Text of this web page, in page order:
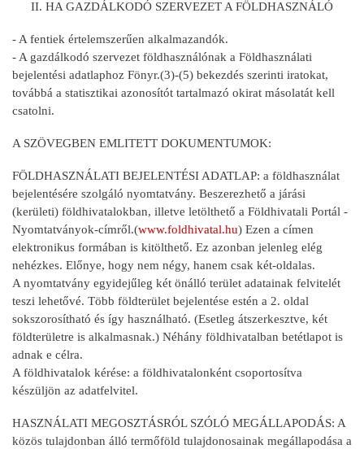
II. HA GAZDÁLKODÓ SZERVEZET A FÖLDHASZNÁLÓ
- A fentiek értelemszerűen alkalmazandók.
- A gazdálkodó szervezet földhasználónak a Földhasználati
bejelentési adatlaphoz Fönyr.(3)-(5) bekezdés szerinti iratokat,
továbbá a statisztikai azonosítót tartalmazó okirat másolatát kell
csatolni.
A SZÖVEGBEN EMLITETT DOKUMENTUMOK:
FÖLDHASZNÁLATI BEJELENTÉSI ADATLAP: a földhasználat
bejelentésére szolgáló nyomtatvány. Beszerezhető a járási
(kerületi) földhivatalokban, illetve letölthető a Földhivatali Portál -
Nyomtatványok-címről.(www.foldhivatal.hu) Ezen a címen
elektronikus formában is kitölthető. Ez azonban jelenleg elég
nehézkes. Előnye, hogy nem négy, hanem csak két-oldalas.
A nyomtatvány egyidejűleg két önálló terület adatainak felvitelét
teszi lehetővé. Több földterület bejelentése estén a 2. oldal
sokszorosítható és így használható. (Esetleg átszerkesztve, két
földterületre is alkalmasnak.) Néhány földhivatalban betétlapot is
adnak e célra.
A földhivatalok kérése: a földhivatalonként csoportosítva
készüljön az adatfelvitel.
HASZNÁLATI MEGOSZTÁSRÓL SZÓLÓ MEGÁLLAPODÁS: A
közös tulajdonban álló termőföld tulajdonosainak megállapodása a